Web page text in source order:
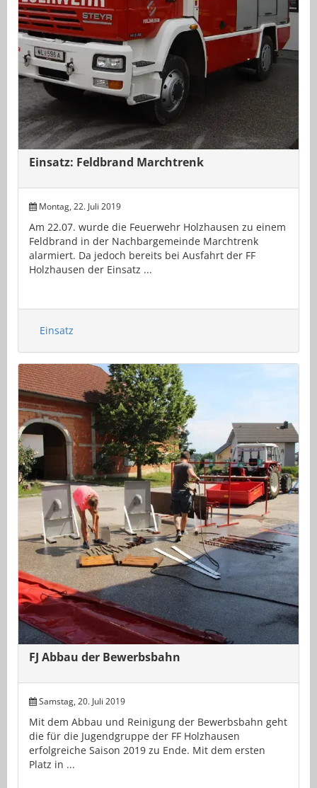
Einsatz: Feldbrand Marchtrenk
Montag, 22. Juli 2019
Am 22.07. wurde die Feuerwehr Holzhausen zu einem
Feldbrand in der Nachbargemeinde Marchtrenk
alarmiert. Da jedoch bereits bei Ausfahrt der FF
Holzhausen der Einsatz ...
Einsatz
FJ Abbau der Bewerbsbahn
Samstag, 20. Juli 2019
Mit dem Abbau und Reinigung der Bewerbsbahn geht
die für die Jugendgruppe der FF Holzhausen
erfolgreiche Saison 2019 zu Ende. Mit dem ersten
Platz in ...